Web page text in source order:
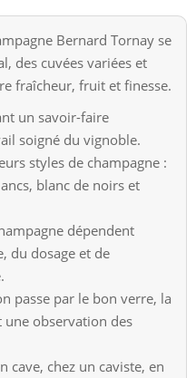
Bernard Tornay se
des cuvées variées et
fraîcheur, fruit et finesse.
un savoir-faire
soigné du vignoble.
styles de champagne :
blanc de noirs et
dépendent
du dosage et de
passe par le bon verre, la
observation des
cave, chez un caviste, en